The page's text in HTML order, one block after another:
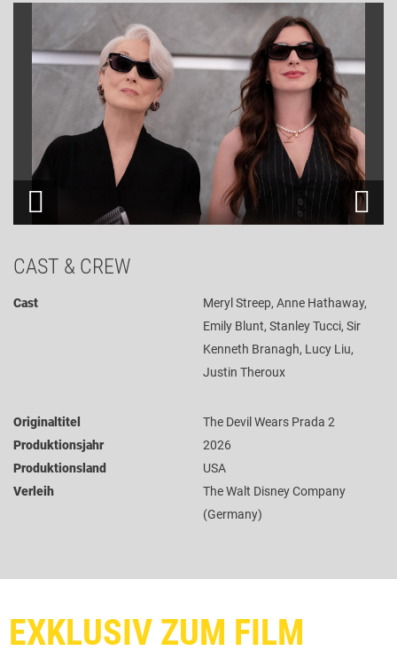
CAST & CREW
Cast
Meryl Streep, Anne Hathaway,
Emily Blunt, Stanley Tucci, Sir
Kenneth Branagh, Lucy Liu,
Justin Theroux
Originaltitel
The Devil Wears Prada 2
Produktionsjahr
2026
Produktionsland
USA
Verleih
The Walt Disney Company
(Germany)
EXKLUSIV ZUM FILM